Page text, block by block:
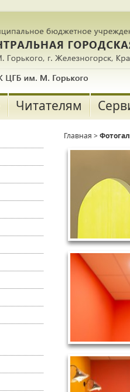
Читателям
Главная >